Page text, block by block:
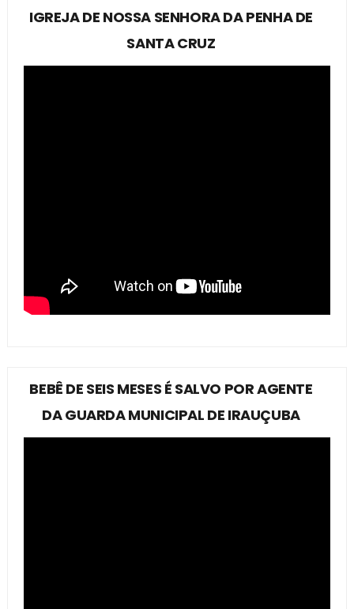
IGREJA DE NOSSA SENHORA DA PENHA DE
SANTA CRUZ
BEBÊ DE SEIS MESES É SALVO POR AGENTE
DA GUARDA MUNICIPAL DE IRAUÇUBA